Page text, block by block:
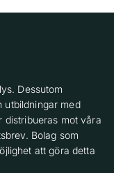
Dessutom
utbildningar med
distribueras mot våra
Bolag som
att göra detta